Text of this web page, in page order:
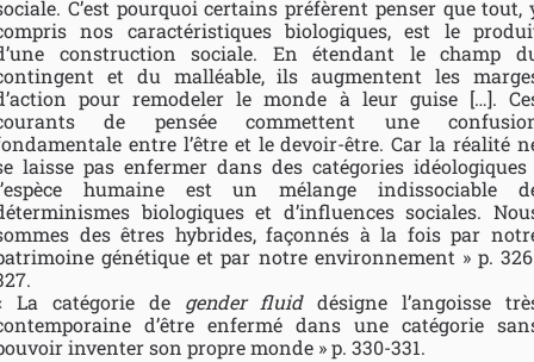
C’est pourquoi certains préfèrent penser que tout,
nos caractéristiques biologiques, est le
construction sociale. En étendant le champ
et du malléable, ils augmentent les
pour remodeler le monde à leur guise […].
de pensée commettent une
entre l’être et le devoir-être. Car la réalité
laisse pas enfermer dans des catégories idéologiques
humaine est un mélange indissociable
biologiques et d’influences sociales.
des êtres hybrides, façonnés à la fois par
génétique et par notre environnement » p.
La catégorie de gender fluiddésigne l’angoisse
d’être enfermé dans une catégorie
inventer son propre monde » p. 330-331.